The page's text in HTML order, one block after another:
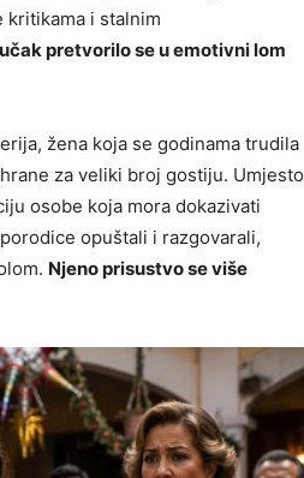
kritikama i stalnim
pretvorilo se u emotivni lom
žena koja se godinama trudila
za veliki broj gostiju. Umjesto
osobe koja mora dokazivati
opuštali i razgovarali,
Njeno prisustvo se više